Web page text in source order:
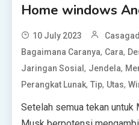
Home windows
10 July 2023
Bagaimana Caranya, Cara,
Jaringan Sosial, Jendela,
Perangkat Lunak,Tip, Utas,
Setelah semua tekan untuk